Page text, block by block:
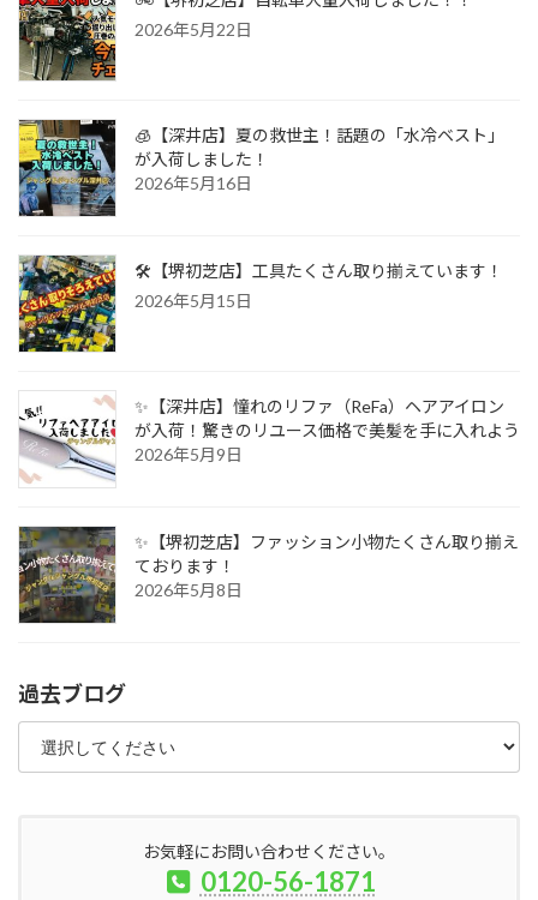
2026年5月22日
🧊【深井店】夏の救世主！話題の「水冷ベスト」
が入荷しました！
2026年5月16日
🛠️【堺初芝店】工具たくさん取り揃えています！
2026年5月15日
✨【深井店】憧れのリファ（ReFa）ヘアアイロン
が入荷！驚きのリユース価格で美髪を手に入れよう
2026年5月9日
✨【堺初芝店】ファッション小物たくさん取り揃え
ております！
2026年5月8日
過去ブログ
お気軽にお問い合わせください。
0120-56-1871